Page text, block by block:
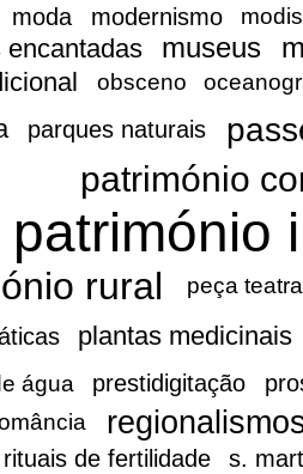
moda modernismo
encantadas museus
obsceno
parques naturais
património
património
rural peça
plantas medicinais
água prestidigitação
rituais de fertilidade s.